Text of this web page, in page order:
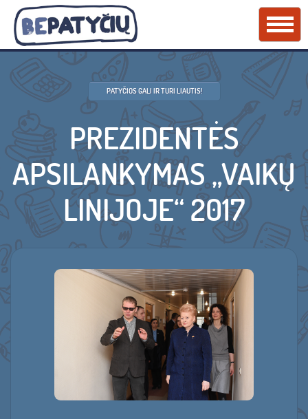
PATYČIOS GALI IR TURI LIAUTIS!
PREZIDENTĖS
APSILANKYMAS „VAIKŲ
LINIJOJE“ 2017